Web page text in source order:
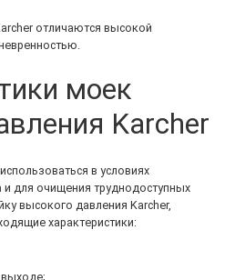
отличаются высокой
моек
Karcher
в условиях
и для очищения труднодоступных
высокого давления Karcher,
характеристики: